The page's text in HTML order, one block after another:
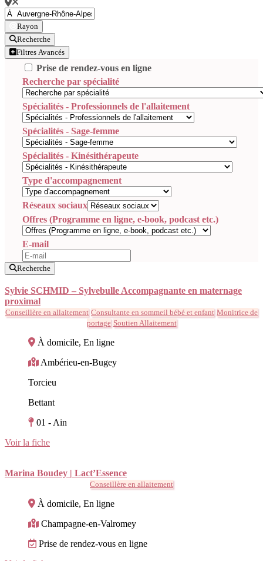
Rayon
Recherche
Filtres Avancés
Prise de rendez-vous en ligne
Recherche par spécialité
Spécialités - Professionnels de l'allaitement
Spécialités - Sage-femme
Spécialités - Kinésithérapeute
Type d'accompagnement
Réseaux sociaux
Offres (Programme en ligne, e-book, podcast etc.)
E-mail
Recherche
Sylvie SCHMID – Sylvebulle Accompagnante en maternage
proximal
Conseillère en allaitement Consultante en sommeil bébé et enfant Monitrice de
portage Soutien Allaitement
À domicile, En ligne
Ambérieu-en-Bugey
Torcieu
Bettant
01 - Ain
Voir la fiche
Marina Boudey | Lact’Essence
Conseillère en allaitement
À domicile, En ligne
Champagne-en-Valromey
Prise de rendez-vous en ligne